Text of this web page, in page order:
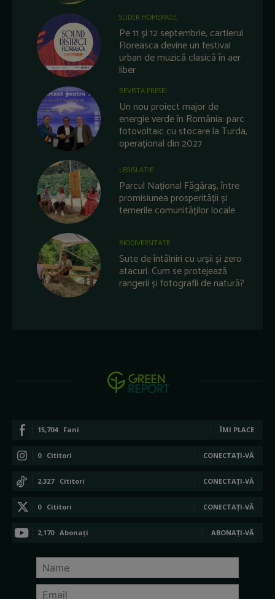
SLIDER HOMEPAGE
Pe 11 și 12 septembrie, cartierul
Floreasca devine un festival
urban de muzică clasică în aer
liber
REVISTA PRESEI
Un nou proiect major de
energie verde în România: parc
fotovoltaic cu stocare la Turda,
operațional din 2027
LEGISLATIE
Parcul Național Făgăraș, între
promisiunea prosperității și
temerile comunităților locale
BIODIVERSITATE
Sute de întâlniri cu urșii și zero
atacuri. Cum se protejează
rangerii și fotografii de natură?
15,704 Fani ÎMI PLACE
0 Cititori CONECTAȚI-VĂ
2,327 Cititori CONECTAȚI-VĂ
0 Cititori CONECTAȚI-VĂ
2,170 Abonați ABONAȚI-VĂ